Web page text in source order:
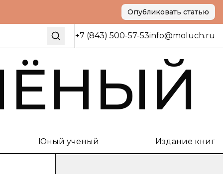
Опубликовать статью
+7 (843) 500-57-53info@moluch.ru
Юный ученый Издание книг